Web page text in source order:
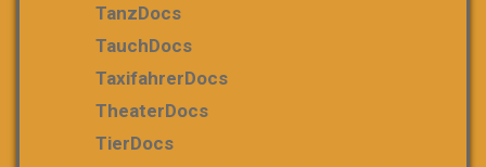
TanzDocs
TauchDocs
TaxifahrerDocs
TheaterDocs
TierDocs